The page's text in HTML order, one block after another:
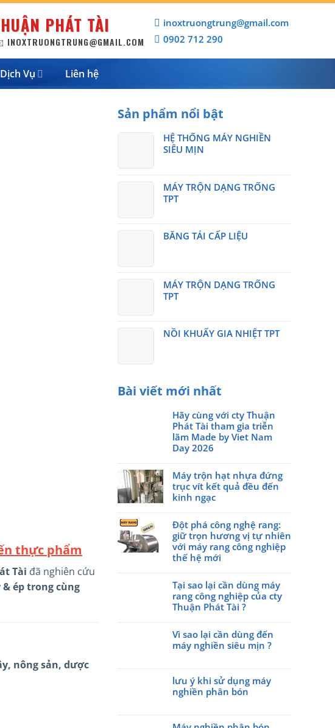
PHÁT TÀI
inoxtruongtrung@gmail.com
0902 712 290
Dịch Vụ Liên hệ
thực phẩm
Tài đã nghiên cứu
ép trong cùng
nông sản, dược
Sản phẩm nổi bật
HỆ THỐNG MÁY NGHIỀN
SIÊU MỊN
MÁY TRỘN DẠNG TRỐNG
TPT
BĂNG TẢI CẤP LIỆU
MÁY TRỘN DẠNG TRỐNG
TPT
NỒI KHUẤY GIA NHIỆT TPT
Bài viết mới nhất
Hãy cùng với cty Thuận
Phát Tài tham gia triễn
lãm Made by Viet Nam
Day 2026
có
bình
luận
cùng
với
cty
Thuận
Tài
tham
gia
triễn
Made
by
Day
2026
Máy trộn hạt nhựa đứng
trục vít kết quả đều đến
kinh ngạc
có
bình
luận
ở
hạt
nhựa
đứng
vít
kết
quả
đến
kinh
ngạc
Đột phá công nghệ rang:
giữ trọn hương vị tự nhiên
với máy rang công nghiệp
thế hệ mới
có
bình
luận
phá
công
giữ
trọn
tự
Tại sao lại cần dùng máy
rang công nghiệp của cty
Thuận Phát Tài ?
có
bình
luận
Tại
sao
lại
Vì sao lại cần dùng đến
máy nghiền siêu mịn ?
bình
luận
sao
lưu ý khi sử dụng máy
nghiền phân bón